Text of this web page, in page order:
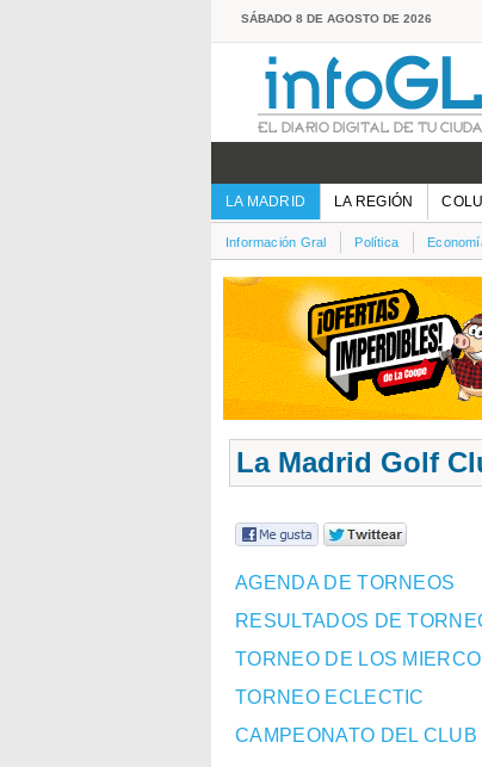
SÁBADO 8 DE AGOSTO DE 2026
LA MADRID LA REGIÓN
Información Gral Política
La Madrid Golf
AGENDA DE TORNEOS
RESULTADOS DE
TORNEO DE LOS
TORNEO ECLECTIC
CAMPEONATO DEL CLUB